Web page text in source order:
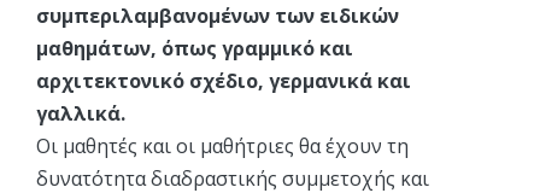
συμπεριλαμβανομένων των ειδικών
μαθημάτων, όπως γραμμικό και
αρχιτεκτονικό σχέδιο, γερμανικά και
γαλλικά.
Οι μαθητές και οι μαθήτριες θα έχουν τη
δυνατότητα διαδραστικής συμμετοχής και